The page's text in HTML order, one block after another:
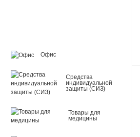
Офис
Средства
индивидуальной
защиты (СИЗ)
Товары для
медицины